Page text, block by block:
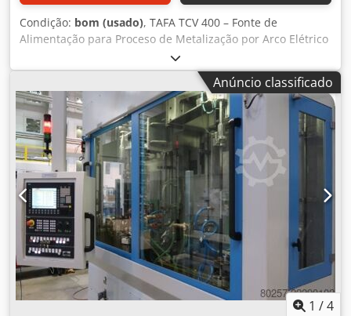
Condição: bom (usado), TAFA TCV 400 – Fonte de
Alimentação para Proceso de Metalização por Arco Elétrico
À venda, uma fonte de alimentação TAFA TCV 400 para
sistemas industriais de metalização por arco elétrico
(metalização por arco elétrico de dois fios). Este
equipamento é ideal como substituto ou para expandir
sistemas TAFA/Praxair existentes. Dados técnicos:
Fabricante: TAFA (Praxair Surface Technologies) Modelo:
TCV 400 Corrente de saída até 500 A Fonte de alimentação
trifásica Versão industrial para uso profissional Adequado
para metalização por arco elétrico de dois fios Áreas de
aplicação: Proteção contra corrosão Proteção contra
desgaste Reparação de eixos Ajuste de rolamentos
Dkedpjzqt Uyofx Aiver Engenharia mecânica Construção de
centrais elétricas e instalações Metalização de
componentes estruturais de aço Estado: Usado Estado
visual: ver imagens Disponível em 3 unidades Inspeção e
recolha: Marie-Curie-Str. 1 16225 Eberswalde
Anúncio classificado
1 /4